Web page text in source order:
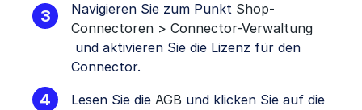
Navigieren Sie zum Punkt Shop-
Connectoren > Connector-Verwaltung
und aktivieren Sie die Lizenz für den
Connector.
Lesen Sie die AGB und klicken Sie auf die